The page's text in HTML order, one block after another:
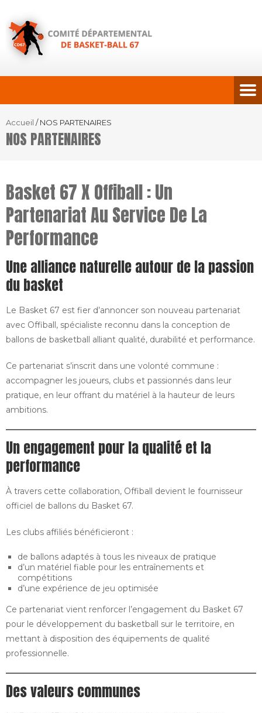
Accueil /NOS PARTENAIRES
NOS PARTENAIRES
Basket 67 X Offiball : Un
Partenariat Au Service De La
Performance
Une alliance naturelle autour de la passion
du basket
Le Basket 67 est fier d’annoncer son nouveau partenariat
avec Offiball, spécialiste reconnu dans la conception de
ballons de basketball alliant qualité, durabilité et performance.
Ce partenariat s’inscrit dans une volonté commune :
accompagner les joueurs, clubs et passionnés dans leur
pratique, en leur offrant du matériel à la hauteur de leurs
ambitions.
Un engagement pour la qualité et la
performance
À travers cette collaboration, Offiball devient le fournisseur
officiel de ballons du Basket 67.
Les clubs affiliés bénéficieront :
de ballons adaptés à tous les niveaux de pratique
d’un matériel fiable pour les entraînements et
compétitions
d’une expérience de jeu optimisée
Ce partenariat vient renforcer l’engagement du Basket 67
pour le développement du basketball sur le territoire, en
mettant à disposition des équipements de qualité
professionnelle.
Des valeurs communes